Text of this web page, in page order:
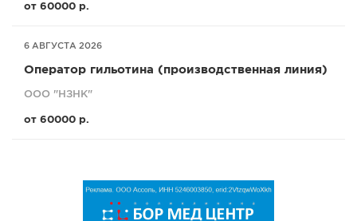
от 60000 р.
6 АВГУСТА 2026
Оператор гильотина (производственная линия)
ООО "НЗНК"
от 60000 р.